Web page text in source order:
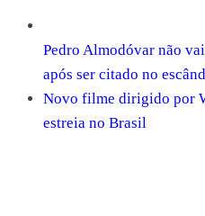
Pedro Almodóvar não
após ser citado no
Novo filme dirigido por
estreia no Brasil